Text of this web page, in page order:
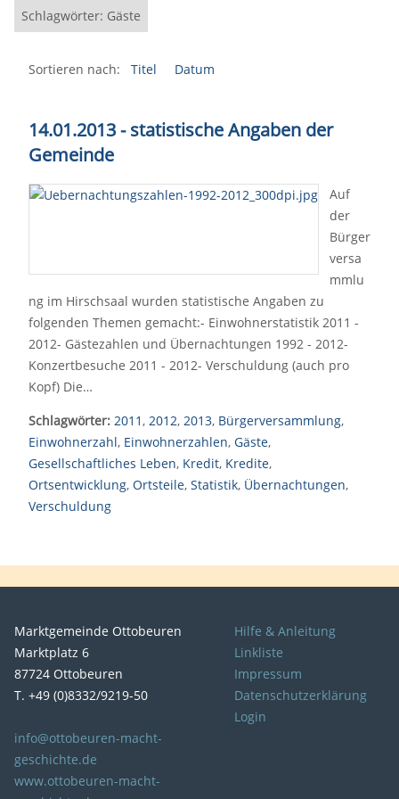
Schlagwörter: Gäste
Sortieren nach: Titel Datum
14.01.2013 - statistische Angaben der
Gemeinde
Auf
der
Bürger
versa
mmlu
ng im Hirschsaal wurden statistische Angaben zu
folgenden Themen gemacht:- Einwohnerstatistik 2011 -
2012- Gästezahlen und Übernachtungen 1992 - 2012-
Konzertbesuche 2011 - 2012- Verschuldung (auch pro
Kopf) Die…
Schlagwörter: 2011, 2012, 2013, Bürgerversammlung,
Einwohnerzahl, Einwohnerzahlen, Gäste,
Gesellschaftliches Leben, Kredit, Kredite,
Ortsentwicklung, Ortsteile, Statistik, Übernachtungen,
Verschuldung
Marktgemeinde Ottobeuren
Marktplatz 6
87724 Ottobeuren
T. +49 (0)8332/9219-50
info@ottobeuren-macht-
geschichte.de
www.ottobeuren-macht-
Hilfe & Anleitung
Linkliste
Impressum
Datenschutzerklärung
Login